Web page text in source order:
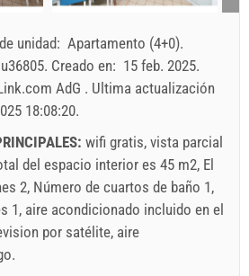
unidad: Apartamento (4+0).
u36805. Creado en: 15 feb. 2025.
AdG . Ultima actualización
18:08:20.
wifi gratis, vista parcial
del espacio interior es 45 m2, El
2, Número de cuartos de baño 1,
1, aire acondicionado incluido en el
por satélite, aire